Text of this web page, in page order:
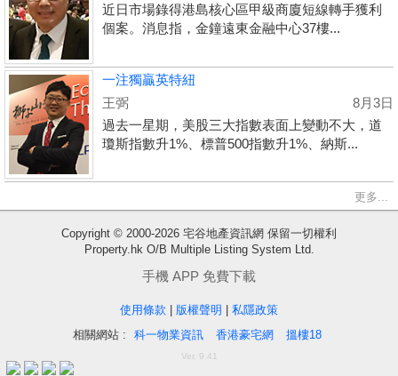
體
体
近日市場錄得港島核心區甲級商廈短線轉手獲利
個案。消息指，金鐘遠東金融中心37樓...
一注獨贏英特紐
王弼
8月3日
過去一星期，美股三大指數表面上變動不大，道
瓊斯指數升1%、標普500指數升1%、納斯...
更多...
Copyright © 2000-2026 宅谷地產資訊網 保留一切權利
Property.hk O/B Multiple Listing System Ltd.
手機 APP 免費下載
使用條款 版權聲明
私隱政策
相關網站 :
科一物業資訊 香港豪宅網 搵樓18
Ver. 9.41